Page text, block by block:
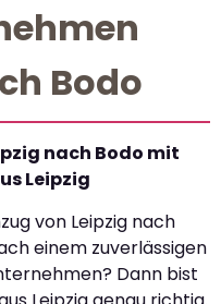
Bodo
nach Bodo mit
Leipzig
von Leipzig nach
einem zuverlässigen
Dann bist